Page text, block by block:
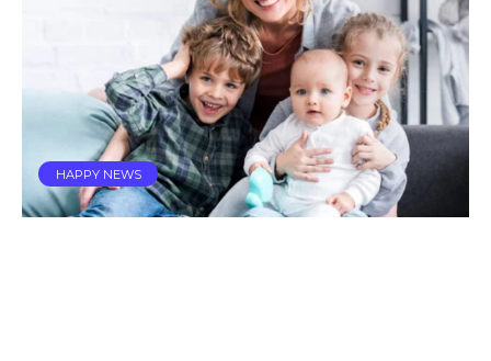
HAPPY NEWS